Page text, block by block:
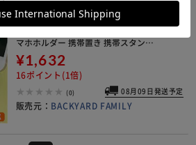
スマホスタンド かわいい 通販 スマホ
スタンド スマートフォンスタンド ス
マホホルダー 携帯置き 携帯スタンド
スマホ置き スマホ立て 置き物 オブジ
ェ 縦置き 卓上 スマートフォン 可愛い
¥1,632
16ポイント(1倍)
(0) 08月09日発送予定
販売元： BACKYARD FAMILY